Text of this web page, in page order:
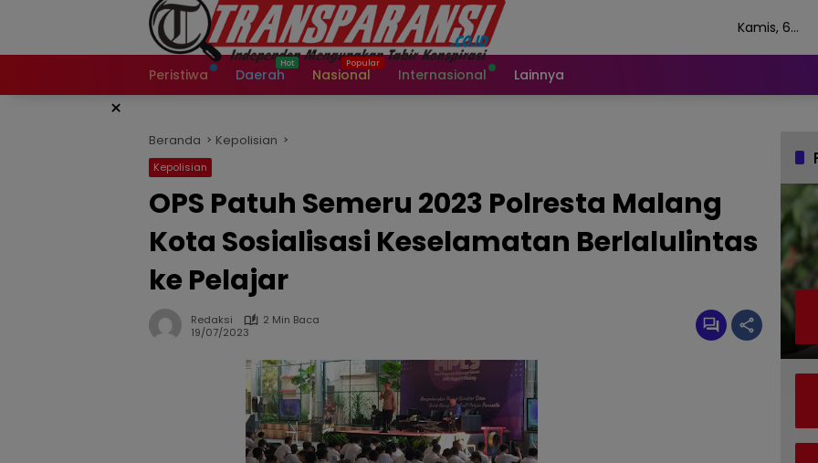
Kamis, 6
Peristiwa
Daerah Nasional Internasional Lainnya
×
Beranda Kepolisian
Kepolisian
OPS Patuh Semeru 2023 Polresta Malang
Kota Sosialisasi Keselamatan Berlalulintas
ke Pelajar
Redaksi
2 Min Baca
19/07/2023